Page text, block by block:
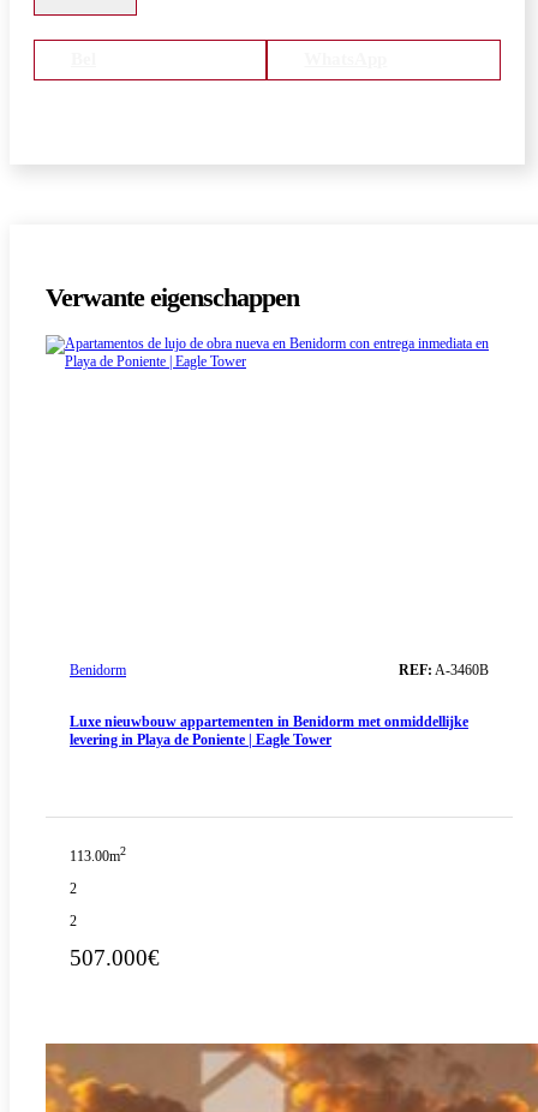
Verwante eigenschappen
Benidorm REF: A-3460B
Luxe nieuwbouw appartementen in Benidorm met onmiddellijke
levering in Playa de Poniente | Eagle Tower
113.00m2
2
2
507.000€